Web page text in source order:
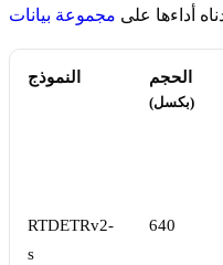
أداءها على
النموذج الحجم
(بكسل)
RTDETRv2-
s
640